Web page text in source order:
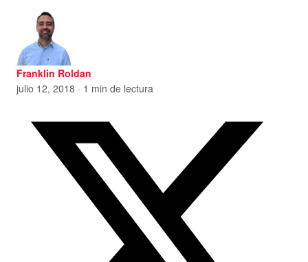
Franklin Roldan
julio 12, 2018 · 1 min de lectura